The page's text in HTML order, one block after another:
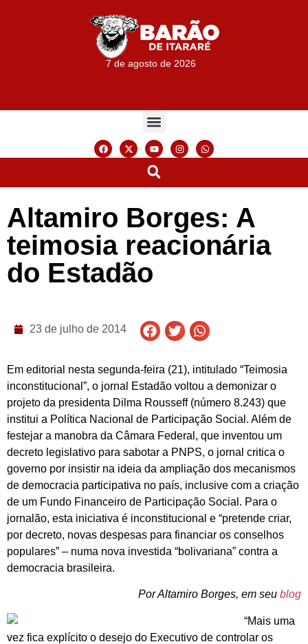
7 de agosto de 2026
Altamiro Borges: A
teimosia reacionária
do Estadão
23 de julho de 2014
Em editorial nesta segunda-feira (21), intitulado “Teimosia
inconstitucional”, o jornal Estadão voltou a demonizar o
projeto da presidenta Dilma Rousseff (número 8.243) que
institui a Política Nacional de Participação Social. Além de
festejar a manobra da Câmara Federal, que inventou um
decreto legislativo para sabotar a PNPS, o jornal critica o
governo por insistir na ideia da ampliação dos mecanismos
de democracia participativa no país, inclusive com a criação
de um Fundo Financeiro de Participação Social. Para o
jornalão, esta iniciativa é inconstitucional e “pretende criar,
por decreto, novas despesas para financiar os conselhos
populares” – numa nova investida “bolivariana” contra a
democracia brasileira.
Por Altamiro Borges, em seu blog
“Mais uma
vez fica explícito o desejo do Executivo de controlar os